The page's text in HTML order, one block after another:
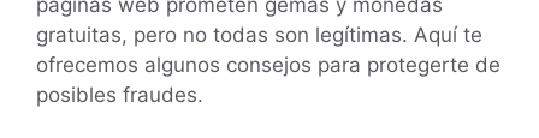
gratuitas, pero no todas son legítimas. Aquí te
ofrecemos algunos consejos para protegerte de
posibles fraudes.